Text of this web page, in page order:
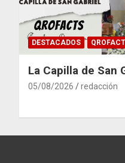
DESTACADOS
La Capilla de San
05/08/2026 redacción